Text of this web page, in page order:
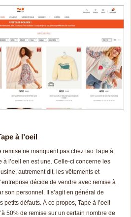
à l’oeil
ne manquent pas chez tao Tape à
à l’oeil en est une. Celle-ci concerne les
autrement dit, les vêtements et
décide de vendre avec remise à
son personnel. Il s’agit en général de
défauts. À ce propos, Tape à l’oeil
50% de remise sur un certain nombre de